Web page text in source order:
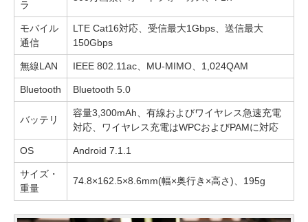
ラ
モバイル
通信
LTE Cat16対応、受信最大1Gbps、送信最大
150Gbps
無線LAN IEEE 802.11ac、MU-MIMO、1,024QAM
Bluetooth Bluetooth 5.0
バッテリ
容量3,300mAh、有線およびワイヤレス急速充電
対応、ワイヤレス充電はWPCおよびPAMに対応
OS Android 7.1.1
サイズ・
重量
74.8×162.5×8.6mm(幅×奥行き×高さ)、195g